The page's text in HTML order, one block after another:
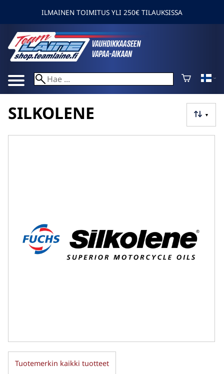
ILMAINEN TOIMITUS YLI 250€ TILAUKSISSA
▼
SILKOLENE
Tuotemerkin kaikki tuotteet